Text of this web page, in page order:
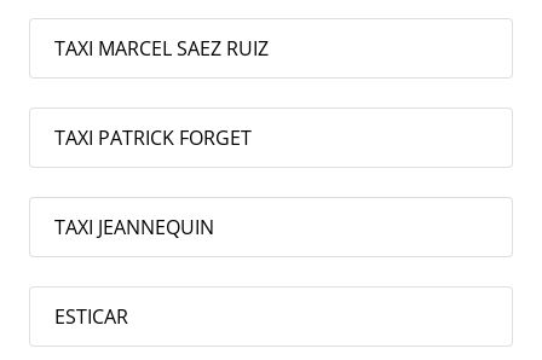
TAXI MARCEL SAEZ RUIZ
TAXI PATRICK FORGET
TAXI JEANNEQUIN
ESTICAR